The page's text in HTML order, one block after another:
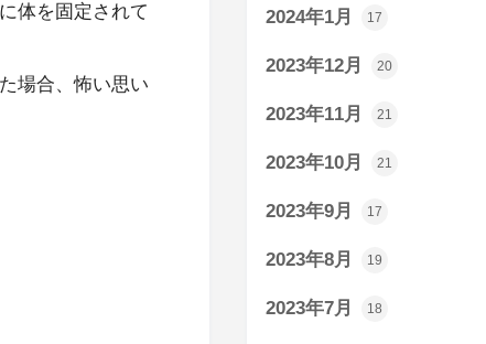
体を固定されて
場合、怖い思い
2024年1月 17
2023年12月 20
2023年11月 21
2023年10月 21
2023年9月 17
2023年8月 19
2023年7月 18